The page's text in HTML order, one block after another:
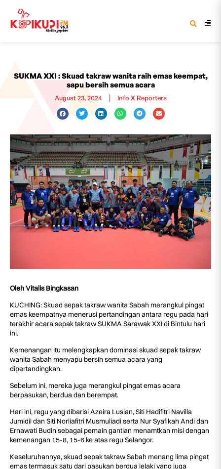
SUKMA XXI : Skuad takraw wanita raih emas keempat,
sapu bersih semua acara
August 23, 2024 Info X Reporters
Oleh Vitalis Bingkasan
KUCHING: Skuad sepak takraw wanita Sabah merangkul pingat
emas keempatnya menerusi pertandingan antara regu pada hari
terakhir acara sepak takraw SUKMA Sarawak XXI di Bintulu hari
ini.
Kemenangan itu melengkapkan dominasi skuad sepak takraw
wanita Sabah menyapu bersih semua acara yang
dipertandingkan.
Sebelum ini, mereka juga merangkul pingat emas acara
berpasukan, berdua dan berempat.
Hari ini, regu yang dibarisi Azeira Lusian, Siti Hadifitri Navilla
Jumidil dan Siti Norliafitri Musmuliadi serta Nur Syafikah Andi dan
Ernawati Budin sebagai pemain gantian menamtkan misi dengan
kemenangan 15-8, 15-6 ke atas regu Selangor.
Keseluruhannya, skuad sepak takraw Sabah menang lima pingat
emas termasuk satu dari pasukan berdua lelaki yang juga